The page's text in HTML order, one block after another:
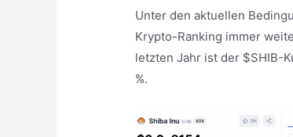
Unter den aktuellen
Krypto-Ranking immer
letzten Jahr ist der $SHIB-
%.